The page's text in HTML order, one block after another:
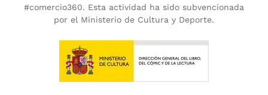
#comercio360. Esta actividad ha sido subvencionada
por el Ministerio de Cultura y Deporte.